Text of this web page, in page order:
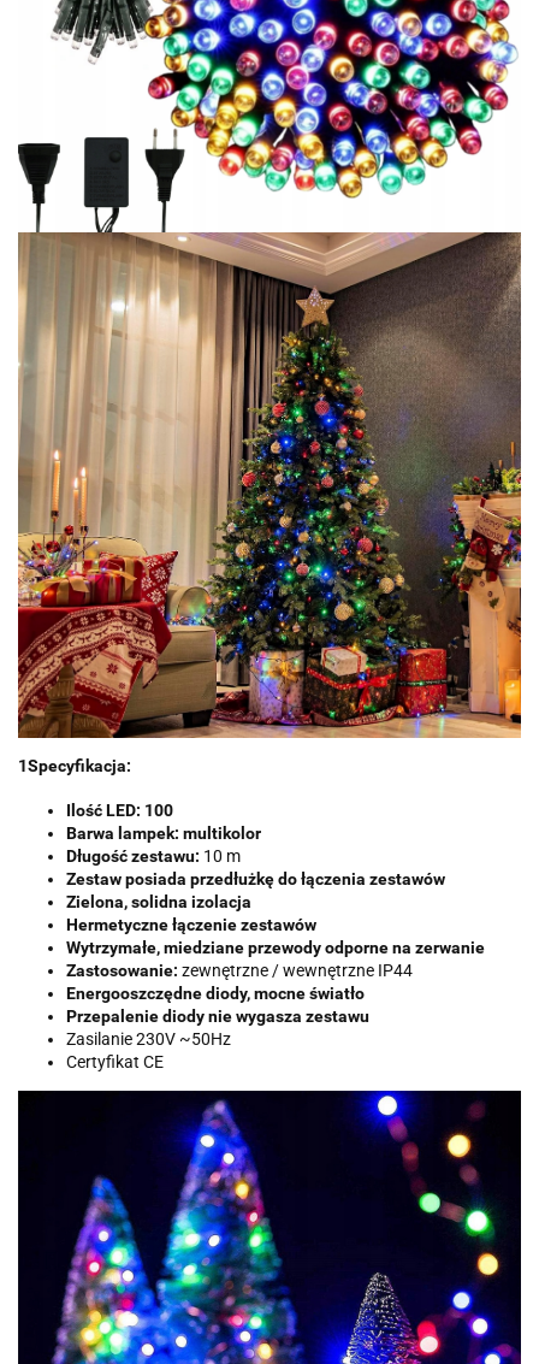
1Specyfikacja:
Ilość LED: 100
Barwa lampek: multikolor
Długość zestawu: 10 m
Zestaw posiada przedłużkę do łączenia zestawów
Zielona, solidna izolacja
Hermetyczne łączenie zestawów
Wytrzymałe, miedziane przewody odporne na zerwanie
Zastosowanie: zewnętrzne / wewnętrzne IP44
Energooszczędne diody, mocne światło
Przepalenie diody nie wygasza zestawu
Zasilanie 230V ~50Hz
Certyfikat CE